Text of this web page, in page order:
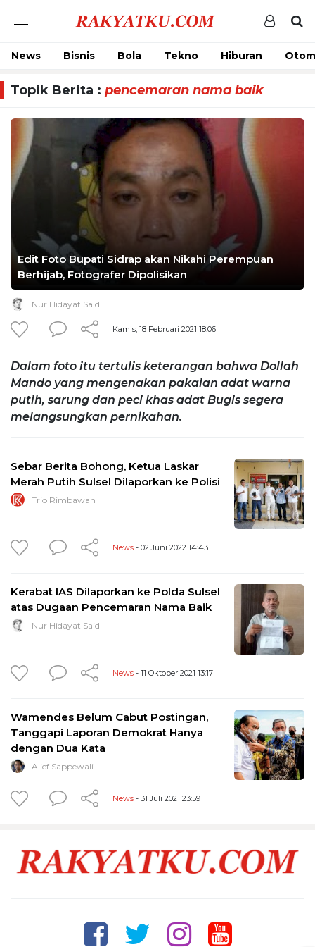
News Bisnis Bola Tekno Hiburan
Topik Berita : pencemaran nama baik
Edit Foto Bupati Sidrap akan Nikahi Perempuan
Berhijab, Fotografer Dipolisikan
Nur Hidayat Said
Kamis, 18 Februari 2021 18:06
Dalam foto itu tertulis keterangan bahwa Dollah
Mando yang mengenakan pakaian adat warna
putih, sarung dan peci khas adat Bugis segera
melangsungkan pernikahan.
Sebar Berita Bohong, Ketua Laskar
Merah Putih Sulsel Dilaporkan ke Polisi
Trio Rimbawan
News - 02 Juni 2022 14:43
Kerabat IAS Dilaporkan ke Polda Sulsel
atas Dugaan Pencemaran Nama Baik
Nur Hidayat Said
News - 11 Oktober 2021 13:17
Wamendes Belum Cabut Postingan,
Tanggapi Laporan Demokrat Hanya
dengan Dua Kata
Alief Sappewali
News - 31 Juli 2021 23:59